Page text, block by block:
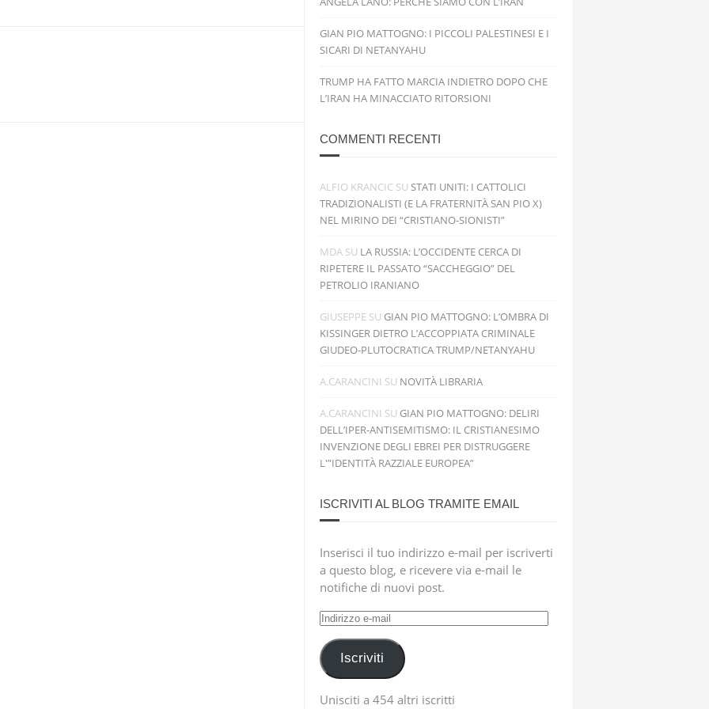
GIAN PIO MATTOGNO: I PICCOLI PALESTINESI E I
SICARI DI NETANYAHU
TRUMP HA FATTO MARCIA INDIETRO DOPO CHE
L’IRAN HA MINACCIATO RITORSIONI
COMMENTI RECENTI
ALFIO KRANCIC SU STATI UNITI: I CATTOLICI
TRADIZIONALISTI (E LA FRATERNITÀ SAN PIO X)
NEL MIRINO DEI “CRISTIANO-SIONISTI”
MDA SU LA RUSSIA: L’OCCIDENTE CERCA DI
RIPETERE IL PASSATO “SACCHEGGIO” DEL
PETROLIO IRANIANO
GIUSEPPE SU GIAN PIO MATTOGNO: L’OMBRA DI
KISSINGER DIETRO L’ACCOPPIATA CRIMINALE
GIUDEO-PLUTOCRATICA TRUMP/NETANYAHU
A.CARANCINI SU NOVITÀ LIBRARIA
A.CARANCINI SU GIAN PIO MATTOGNO: DELIRI
DELL’IPER-ANTISEMITISMO: IL CRISTIANESIMO
INVENZIONE DEGLI EBREI PER DISTRUGGERE
L'”IDENTITÀ RAZZIALE EUROPEA”
ISCRIVITI AL BLOG TRAMITE EMAIL
Inserisci il tuo indirizzo e-mail per iscriverti
a questo blog, e ricevere via e-mail le
notifiche di nuovi post.
Indirizzo
mailIscriviti
Unisciti a 454 altri iscritti